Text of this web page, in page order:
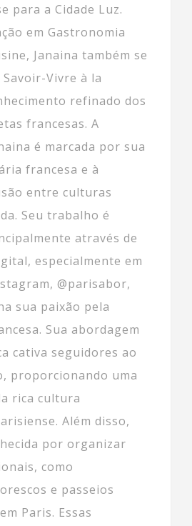
para a Cidade Luz.
em Gastronomia
Janaina também se
Vivre à la
refinado dos
francesas. A
é marcada por sua
francesa e à
entre culturas
Seu trabalho é
através de
especialmente em
@parisabor,
sua paixão pela
Sua abordagem
cativa seguidores ao
proporcionando uma
rica cultura
Além disso,
por organizar
como
e passeios
Paris. Essas